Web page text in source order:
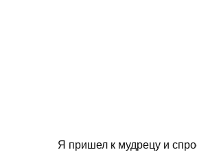
Я пришел к мудрецу и